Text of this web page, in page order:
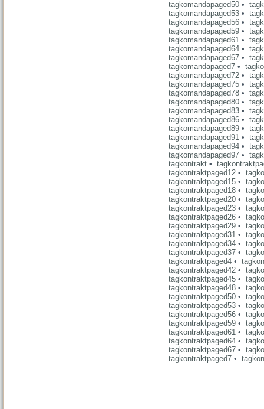
tagkomandapaged50 •
tagkomandapaged53 •
tagkomandapaged56 •
tagkomandapaged59 •
tagkomandapaged61 •
tagkomandapaged64 •
tagkomandapaged67 •
tagkomandapaged7 •
tagkomandapaged72 •
tagkomandapaged75 •
tagkomandapaged78 •
tagkomandapaged80 •
tagkomandapaged83 •
tagkomandapaged86 •
tagkomandapaged89 •
tagkomandapaged91 •
tagkomandapaged94 •
tagkomandapaged97 •
tagkontrakt •
tagkontraktpaged12 •
tagkontraktpaged15 •
tagkontraktpaged18 •
tagkontraktpaged20 •
tagkontraktpaged23 •
tagkontraktpaged26 •
tagkontraktpaged29 •
tagkontraktpaged31 •
tagkontraktpaged34 •
tagkontraktpaged37 •
tagkontraktpaged4 •
tagkontraktpaged42 •
tagkontraktpaged45 •
tagkontraktpaged48 •
tagkontraktpaged50 •
tagkontraktpaged53 •
tagkontraktpaged56 •
tagkontraktpaged59 •
tagkontraktpaged61 •
tagkontraktpaged64 •
tagkontraktpaged67 •
tagkontraktpaged7 •